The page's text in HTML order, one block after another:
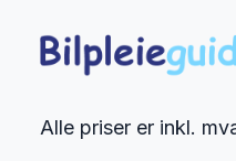
Alle priser er inkl.